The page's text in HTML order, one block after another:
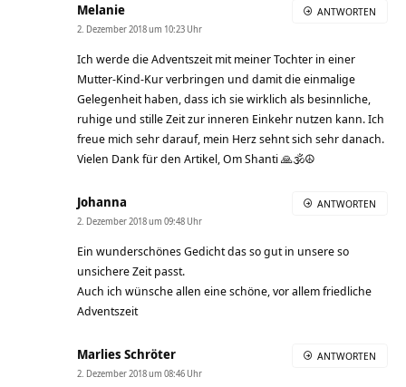
Melanie
2. Dezember 2018 um 10:23 Uhr
Ich werde die Adventszeit mit meiner Tochter in einer
Mutter-Kind-Kur verbringen und damit die einmalige
Gelegenheit haben, dass ich sie wirklich als besinnliche,
ruhige und stille Zeit zur inneren Einkehr nutzen kann. Ich
freue mich sehr darauf, mein Herz sehnt sich sehr danach.
Vielen Dank für den Artikel, Om Shanti 🙏🕉☮️
ANTWORTEN
Johanna
2. Dezember 2018 um 09:48 Uhr
Ein wunderschönes Gedicht das so gut in unsere so
unsichere Zeit passt.
Auch ich wünsche allen eine schöne, vor allem friedliche
Adventszeit
ANTWORTEN
Marlies Schröter
2. Dezember 2018 um 08:46 Uhr
ANTWORTEN